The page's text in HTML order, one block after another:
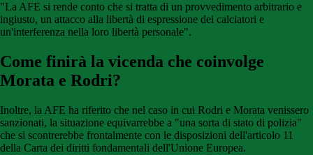
"La AFE si rende conto che si tratta di un provvedimento arbitrario e
ingiusto, un attacco alla libertà di espressione dei calciatori e
un'interferenza nella loro libertà personale".
Come finirà la vicenda che coinvolge
Morata e Rodri?
Inoltre, la AFE ha riferito che nel caso in cui Rodri e Morata venissero
sanzionati, la situazione equivarrebbe a "una sorta di stato di polizia"
che si scontrerebbe frontalmente con le disposizioni dell'articolo 11
della Carta dei diritti fondamentali dell'Unione Europea.